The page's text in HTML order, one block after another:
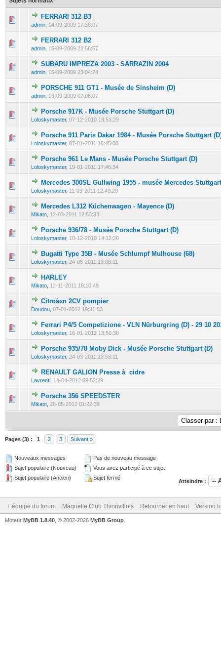
FERRARI 312 B3
admin 14-09-2009 17:38:07
0 Votes - 0 sur 5 en moyenne
FERRARI 312 B2
admin 15-09-2009 22:56:57
0 Votes - 0 sur 5 en moyenne
SUBARU IMPREZA 2003 - SARRAZIN 2004
admin 15-09-2009 23:04:24
0 Votes - 0 sur 5 en moyenne
12345
PORSCHE 911 GT1 - Musée de Sinsheim (D)
admin 16-09-2009 07:08:07
0 Votes - 0 sur 5 en moyenne
12345
Porsche 917K - Musée Porsche Stuttgart (D)
Loloskymaster, 07-12-2010 13:53:29
0 Votes - 0 sur 5 en moyenne
12 3 45
Porsche 911 Paris Dakar 1984 - Musée Porsche Stuttgart
Loloskymaster, 07-01-2011 16:45:08
0 Votes - 0 sur 5 en moyenne
12345
Porsche 961 Le Mans - Musée Porsche Stuttgart (D)
Loloskymaster, 19-01-2011 17:46:34
0 Votes - 0 sur 5 en moyenne
12345
Mercedes 300SL Gullwing 1955 - musée Mercedes
Loloskymaster, 11-03-2011 12:49:29
0 Votes - 0 sur 5 en moyenne
12345
Mercedes L312 Küchenwagen - Mayence (D)
Mikato 12-03-2011 12:53:33
0 Votes - 0 sur 5 en moyenne
12345
Porsche 936/78 - Musée Porsche Stuttgart (D)
Loloskymaster, 10-12-2010 14:12:20
0 Votes - 0 sur 5 en moyenne
123 4 5
Bugatti Type 35B - Musée Schlumpf Mulhouse (68)
Loloskymaster, 24-08-2011 13:08:11
0 Votes - 0 sur 5 en moyenne
12345
HARLEY
Mikato 12-11-2011 18:10:49
0 Votes - 0 sur 5 en moyenne
Citroà«n 2CV pompier
Doudou 07-01-2012 19:31:53
0 Votes - 0 sur 5 en moyenne
12
Ferrari P4/5 Competizione - VLN Nürburgring (D) - 29 10
Loloskymaster, 16-01-2012 13:50:30
0 Votes - 0 sur 5 en moyenne
12345
Porsche 935/78 Moby Dick - Musée Porsche Stuttgart (D)
Loloskymaster, 24-03-2011 13:53:11
0 Votes - 0 sur 5 en moyenne
1 2345
RENAULT GALION Presse à cidre
Lavrenti 14-04-2012 09:52:29
0 Votes - 0 sur 5 en moyenne
12345
Porsche 356 SPEEDSTER
Mikato 28-05-2012 01:22:39
0 Votes - 0 sur 5 en moyenne
12 345
Pages (3) : 1 2 3 Suivant »
Nouveaux messages
Sujet populaire (Nouveau)
Sujet populaire (Ancien)
Pas de nouveau message
Vous avez participé à ce sujet
Sujet fermé
Atteindre :
L’équipe du forum Maquette Club Thionvillois Retourner en haut Version
Moteur MyBB 1.8.40 , © 2002-2026 MyBB Group